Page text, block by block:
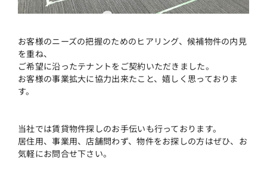
お客様のニーズの把握のためのヒアリング、候補物件の内見
を重ね、
ご希望に沿ったテナントをご契約いただきました。
お客様の事業拡大に協力出来たこと、嬉しく思っておりま
す。
当社では賃貸物件探しのお手伝いも行っております。
居住用、事業用、店舗問わず、物件をお探しの方はぜひ、お
気軽にお問合せ下さい。